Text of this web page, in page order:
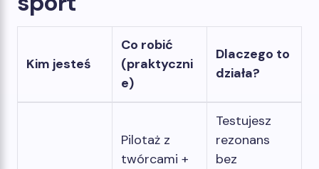
Kim jesteś
Co robić
(praktyczni
e)
Dlaczego to
działa?
Pilotaż z
twórcami +
Testujesz
rezonans
bez